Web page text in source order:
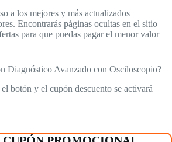
a los mejores y más actualizados
Encontrarás páginas ocultas en el sitio
para que puedas pagar el menor valor
Diagnóstico Avanzado con Osciloscopio?
botón y el cupón descuento se activará